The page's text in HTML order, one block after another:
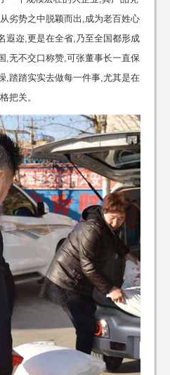
劣势之中脱颖而出,成为老百姓心
遐迩,更是在全省,乃至全国都形成
,无不交口称赞,可张董事长一直保
,踏踏实实去做每一件事,尤其是在
把关。